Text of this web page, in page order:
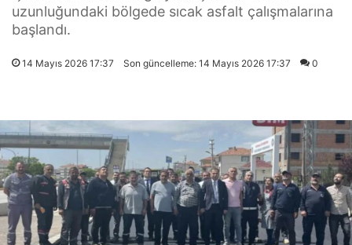
uzunluğundaki bölgede sıcak asfalt çalışmalarına
başlandı.
14 Mayıs 2026 17:37 Son güncelleme: 14 Mayıs 2026 17:37 0